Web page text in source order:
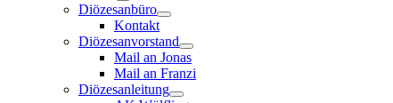
Diözesanbüro
Kontakt
Diözesanvorstand
Mail an Jonas
Mail an Franzi
Diözesanleitung